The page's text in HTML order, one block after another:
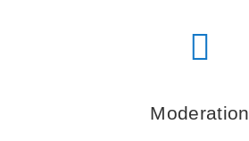
Moderation